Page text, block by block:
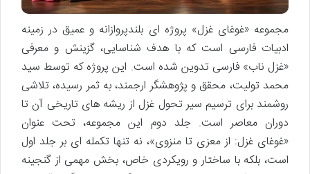
مجموعه «غوغای غزل» پروژه ای بلندپروازانه و عمیق در زمینه
ادبیات فارسی است که با هدف شناسایی، گزینش و معرفی
«غزل ناب» فارسی تدوین شده است. این پروژه که توسط سید
محمد تولیت، محقق و پژوهشگر ارجمند، به ثمر رسیده، تلاشی
روشمند برای ترسیم سیر تحول غزل از ریشه های تاریخی آن تا
دوران معاصر است. جلد دوم این مجموعه، تحت عنوان
«غوغای غزل: از معزی تا منزوی»، نه تنها تکمله ای بر جلد اول
است، بلکه با ساختار و رویکردی خاص، بخش مهمی از گنجینه